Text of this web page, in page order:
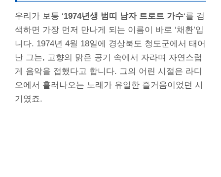
우리가 보통 ‘1974년생 범띠 남자 트로트 가수‘를 검
색하면 가장 먼저 만나게 되는 이름이 바로 ‘채환’입
니다. 1974년 4월 18일에 경상북도 청도군에서 태어
난 그는, 고향의 맑은 공기 속에서 자라며 자연스럽
게 음악을 접했다고 합니다. 그의 어린 시절은 라디
오에서 흘러나오는 노래가 유일한 즐거움이었던 시
기였죠.